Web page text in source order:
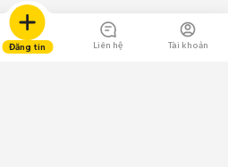
Đăng tin Liên hệ Tài khoản